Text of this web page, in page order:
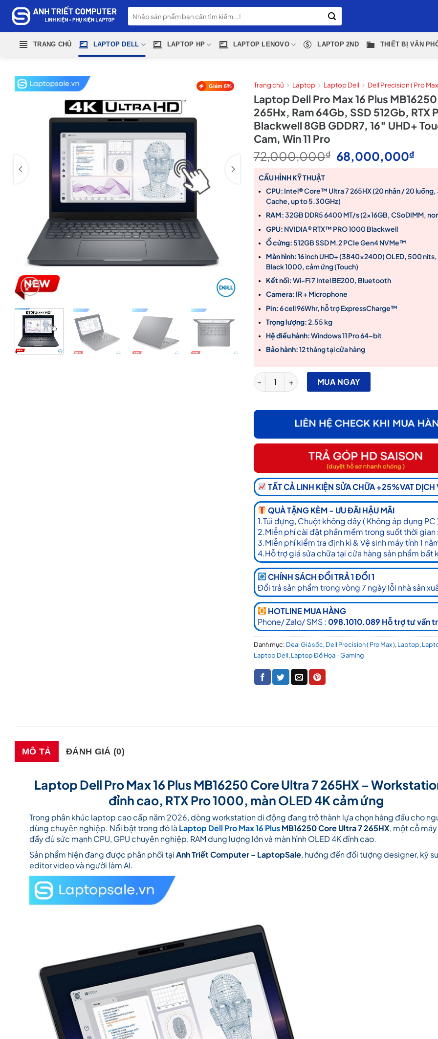
content
kiếm:
TRANG CHỦ LAPTOP DELL LAPTOP HP LAPTOP LENOVO LAPTOP 2ND THIẾT BỊ VĂN
Giảm 6% Trang chủ Laptop Laptop Dell Dell Precision ( Pro
Laptop Dell Pro Max 16 Plus
265Hx, Ram 64Gb, SSD 512Gb, RTX
Blackwell 8GB GDDR7, 16″ UHD+
Cam, Win 11 Pro
72,000,000₫ Giá
gốc
72,000,000₫.
68,000,000₫Giá
là:
CẤU HÌNH KỸ THUẬT
CPU: Intel® Core™ Ultra 7 265HX (20 nhân / 20 luồng,
Cache, up to 5.30GHz)
RAM:32GB DDR5 6400 MT/s (2x16GB, CSoDIMM,
GPU: NVIDIA® RTX™ PRO 1000 Blackwell
Ổ cứng:512GB SSD M.2 PCIe Gen4 NVMe™
Màn hình:16 inch UHD+ (3840×2400) OLED, 500 nits,
Black 1000, cảm ứng (Touch)
Kết nối:Wi-Fi 7 Intel BE200, Bluetooth
Camera: IR + Microphone
Pin:6 cell 96Whr, hỗ trợ ExpressCharge™
Trọng lượng:2.55 kg
Hệ điều hành:Windows 11 Pro 64-bit
Bảo hành:12 tháng tại cửa hàng
Laptop Dell Pro Max 16 Plus MB16250 Ultra 7 265Hx,
MUA NGAY
TẤT CẢ LINH KIỆN SỬA CHỮA +25%VAT DỊCH
QUÀ TẶNG KÈM - ƯU ĐÃI HẬU MÃI
1.Túi đựng, Chuột không dây ( Không áp dụng PC
2.Miễn phí cài đặt phần mềm trong suốt thời gian
3.Miễn phí kiểm tra định kì & Vệ sinh máy tính 1
4.Hỗ trợ giá sửa chữa tại cửa hàng sản phẩm bất
CHÍNH SÁCH ĐỔI TRẢ 1 ĐỔI 1
Đổi trả sản phẩm trong vòng 7 ngày lỗi nhà sản
HOTLINE MUA HÀNG
Phone/ Zalo/ SMS : 098.1010.089 Hỗ trợ tư vấn
Danh mục: Deal Giá sốc,Dell Precision ( Pro Max ),Laptop,
Laptop Dell,Laptop Đồ Họa - Gaming
MÔ TẢ ĐÁNH GIÁ (0)
Laptop Dell Pro Max 16 Plus MB16250 Core Ultra 7 265HX –
đỉnh cao, RTX Pro 1000, màn OLED 4K cảm ứng
Trong phân khúc laptop cao cấp năm 2026, dòng workstation di động đang trở thành lựa chọn hàng đầu cho
dùng chuyên nghiệp. Nổi bật trong đó là Laptop Dell Pro Max 16 PlusMB16250 Core Ultra 7 265HX, một cỗ
đầy đủ sức mạnh CPU, GPU chuyên nghiệp, RAM dung lượng lớn và màn hình OLED 4K đỉnh cao.
Sản phẩm hiện đang được phân phối tạiAnh Triết Computer – LaptopSale, hướng đến đối tượng designer, kỹ
editor video và người làm AI.